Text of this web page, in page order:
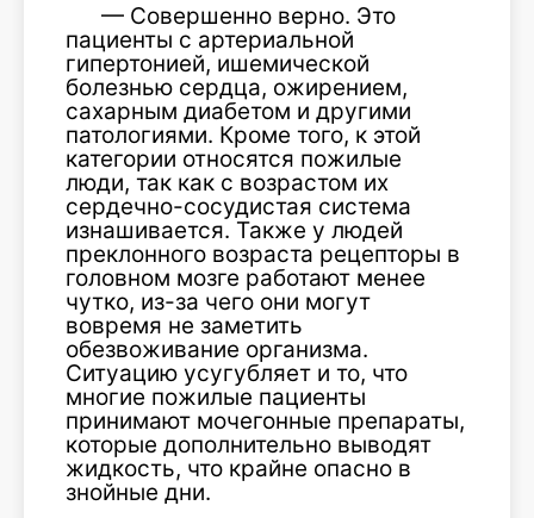
— Совершенно верно. Это
пациенты с артериальной
гипертонией, ишемической
болезнью сердца, ожирением,
сахарным диабетом и другими
патологиями. Кроме того, к этой
категории относятся пожилые
люди, так как с возрастом их
сердечно-сосудистая система
изнашивается. Также у людей
преклонного возраста рецепторы в
головном мозге работают менее
чутко, из-за чего они могут
вовремя не заметить
обезвоживание организма.
Ситуацию усугубляет и то, что
многие пожилые пациенты
принимают мочегонные препараты,
которые дополнительно выводят
жидкость, что крайне опасно в
знойные дни.